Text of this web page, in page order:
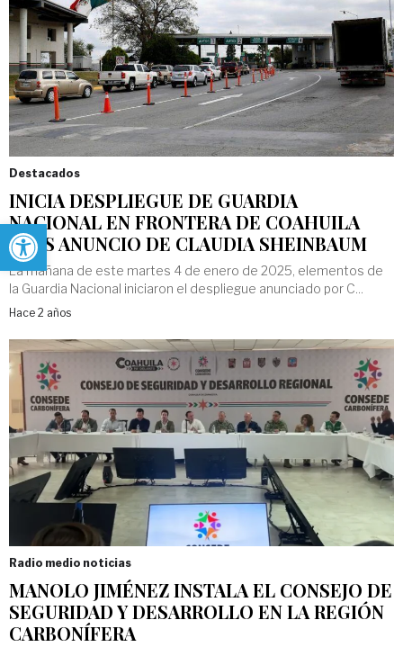
Abrir barra de herramientas
Destacados
INICIA DESPLIEGUE DE GUARDIA
NACIONAL EN FRONTERA DE COAHUILA
TRAS ANUNCIO DE CLAUDIA SHEINBAUM
La mañana de este martes 4 de enero de 2025, elementos de
la Guardia Nacional iniciaron el despliegue anunciado por C...
Hace 2 años
Radio medio noticias
MANOLO JIMÉNEZ INSTALA EL CONSEJO DE
SEGURIDAD Y DESARROLLO EN LA REGIÓN
CARBONÍFERA